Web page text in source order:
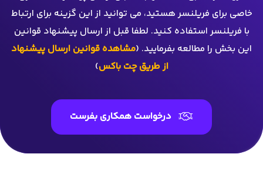
خاصی برای فریلنسر هستید، می توانید از این گزینه برای ارتباط
با فریلنسر استفاده کنید. لطفا قبل از ارسال پیشنهاد قوانین
این بخش را مطالعه بفرمایید. (مشاهده قوانین ارسال پیشنهاد
از طریق چت باکس)
درخواست همکاری بفرست